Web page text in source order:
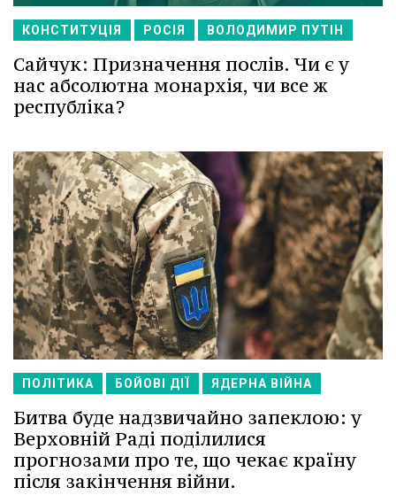
КОНСТИТУЦІЯ РОСІЯ ВОЛОДИМИР ПУТІН
Сайчук: Призначення послів. Чи є у
нас абсолютна монархія, чи все ж
республіка?
ПОЛІТИКА БОЙОВІ ДІЇ ЯДЕРНА ВІЙНА
Битва буде надзвичайно запеклою: у
Верховній Раді поділилися
прогнозами про те, що чекає країну
після закінчення війни.